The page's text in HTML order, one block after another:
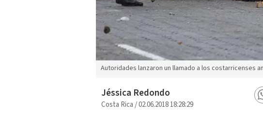
Autoridades lanzaron un llamado a los costarricenses
Jéssica Redondo
Costa Rica/02.06.2018 18:28:29